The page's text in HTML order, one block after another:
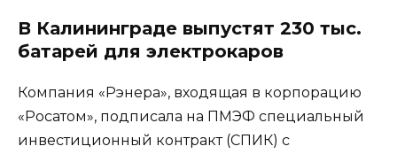
В Калининграде выпустят 230 тыс.
батарей для электрокаров
Компания «Рэнера», входящая в корпорацию
«Росатом», подписала на ПМЭФ специальный
инвестиционный контракт (СПИК) с